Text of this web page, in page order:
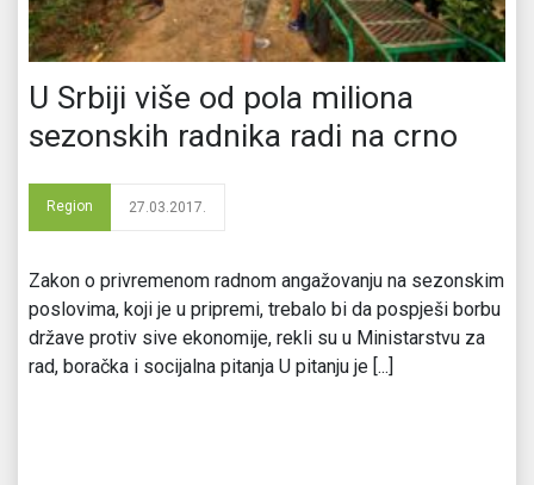
U Srbiji više od pola miliona
sezonskih radnika radi na crno
Region 27.03.2017.
Zakon o privremenom radnom angažovanju na sezonskim
poslovima, koji je u pripremi, trebalo bi da pospješi borbu
države protiv sive ekonomije, rekli su u Ministarstvu za
rad, boračka i socijalna pitanja U pitanju je [...]